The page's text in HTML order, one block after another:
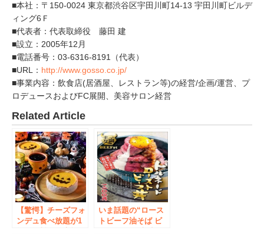
■本社：〒150-0024 東京都渋谷区宇田川町14-13 宇田川町ビルデ
ィング6Ｆ
​■代表者：代表取締役 藤田 建
■設立：2005年12月
■電話番号：03-6316-8191（代表）
■URL： http://www.gosso.co.jp/
■事業内容：飲食店(居酒屋、レストラン等)の経営/企画/運営、プ
ロデュースおよびFC展開、美容サロン経営
Related Article
【驚愕】チーズフォ
ンデュ食べ放題が1
いま話題の“ロース
トビーフ油そば ビ